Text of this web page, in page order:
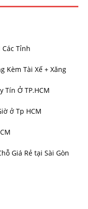
Tỉnh
Kèm Tài Xế + Xăng
Tín Ở TP.HCM
ở Tp HCM
Giá Rẻ tại Sài Gòn